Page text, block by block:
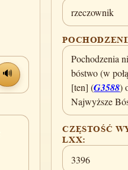
🔊
rzeczownik
Pochodzenia
bóstwo (w
[ten] (G3588)
Najwyższe
CZĘSTOŚĆ
LXX:
3396